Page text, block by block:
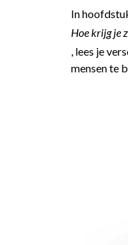
In
Hoe krijg je
, lees je
mensen te